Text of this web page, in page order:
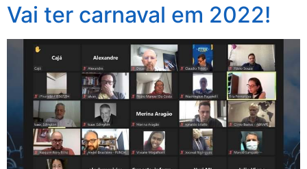
Vai ter carnaval em 2022!